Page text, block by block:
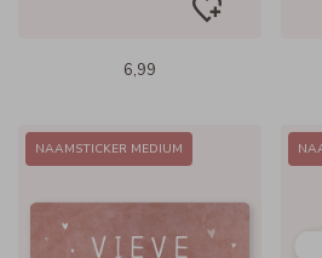
6,99
NAAMSTICKER MEDIUM